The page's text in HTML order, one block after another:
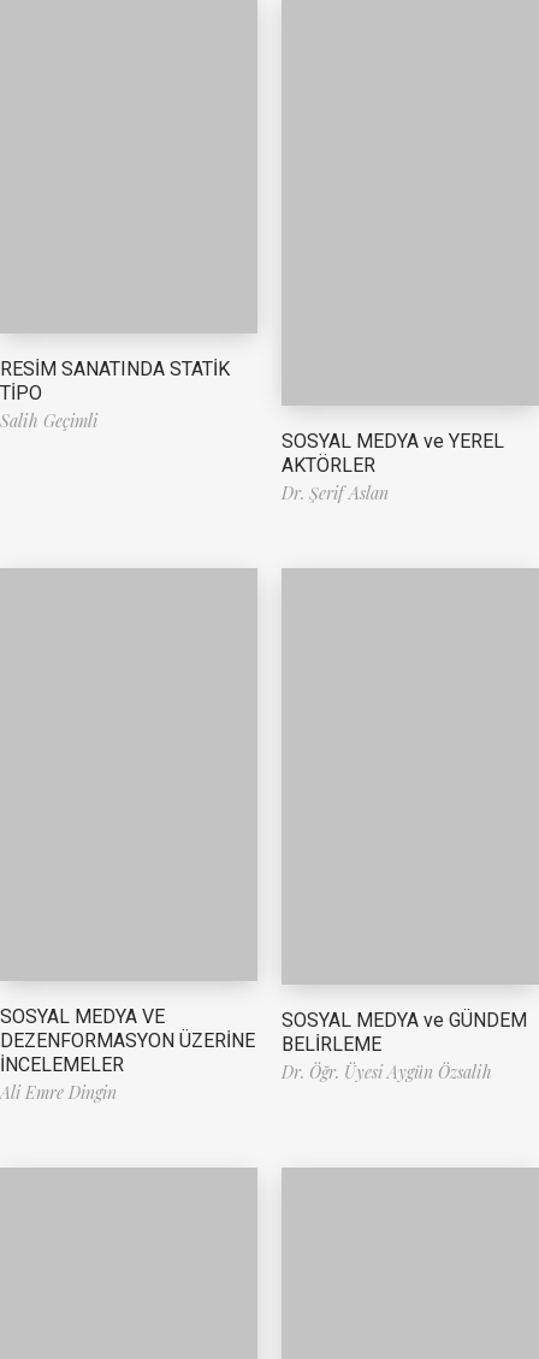
RESİM SANATINDA STATİK
TİPO
Salih Geçimli
SOSYAL MEDYA ve YEREL
AKTÖRLER
Dr. Şerif Aslan
SOSYAL MEDYA VE
DEZENFORMASYON ÜZERİNE
İNCELEMELER
Ali Emre Dingin
SOSYAL MEDYA ve GÜNDEM
BELİRLEME
Dr. Öğr. Üyesi Aygün Özsalih